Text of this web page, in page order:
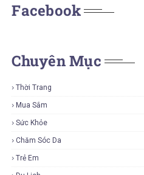
Facebook
Chuyên Mục
Thời Trang
Mua Sắm
Sức Khỏe
Chăm Sóc Da
Trẻ Em